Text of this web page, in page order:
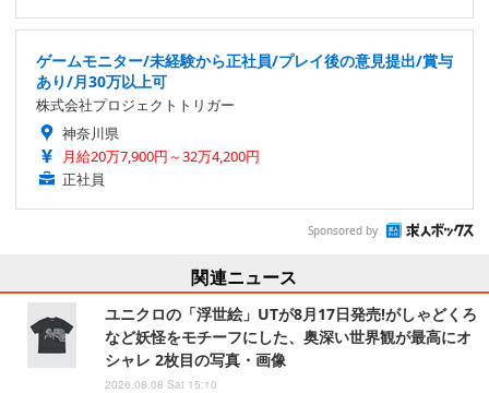
ゲームモニター/未経験から正社員/プレイ後の意見提出/賞与
あり/月30万以上可
株式会社プロジェクトトリガー
神奈川県
月給20万7,900円～32万4,200円
正社員
Sponsored by
関連ニュース
ユニクロの「浮世絵」UTが8月17日発売!がしゃどくろ
など妖怪をモチーフにした、奥深い世界観が最高にオ
シャレ 2枚目の写真・画像
2026.08.08 Sat 15:10